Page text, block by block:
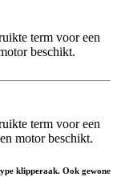
term voor een
beschikt.
term voor een
motor beschikt.
klipperaak. Ook gewone